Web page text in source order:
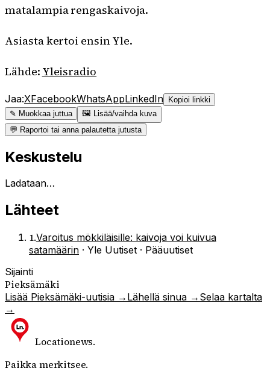
matalampia rengaskaivoja.
Asiasta kertoi ensin Yle.
Lähde: Yleisradio
Jaa:XFacebookWhatsAppLinkedIn Kopioi linkki
✎ Muokkaa juttua
🖼 Lisää/vaihda kuva
💬 Raportoi tai anna palautetta jutusta
Keskustelu
Ladataan…
Lähteet
1.Varoitus mökkiläisille: kaivoja voi kuivua
satamäärin · Yle Uutiset · Pääuutiset
Sijainti
Pieksämäki
Lisää Pieksämäki-uutisia → Lähellä sinua → Selaa kartalta
→
Locationews.
Paikka merkitsee.